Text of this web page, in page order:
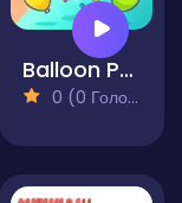
Balloon Pop Frenzy
0 (0 Голосів)